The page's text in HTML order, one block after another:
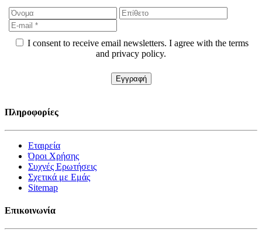
I consent to receive email newsletters. I agree with the terms
and privacy policy.
Πληροφορίες
Εταιρεία
Όροι Χρήσης
Συχνές Ερωτήσεις
Σχετικά με Εμάς
Sitemap
Επικοινωνία